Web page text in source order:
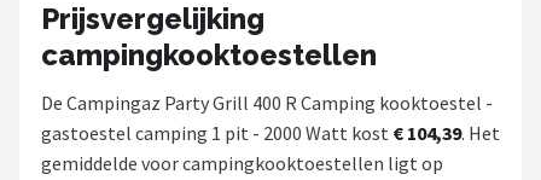
Prijsvergelijking
campingkooktoestellen
De Campingaz Party Grill 400 R Camping kooktoestel -
gastoestel camping 1 pit - 2000 Watt kost € 104,39. Het
gemiddelde voor campingkooktoestellen ligt op